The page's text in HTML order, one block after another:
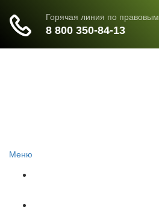
Меню